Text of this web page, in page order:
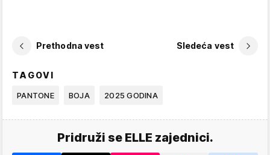
Prethodna vest Sledeća vest
TAGOVI
PANTONE BOJA 2025 GODINA
Pridruži se ELLE zajednici.